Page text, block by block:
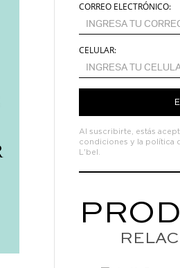
CORREO ELECTRÓNICO:
CELULAR:
Al suscribirte, estás
condiciones y la política
L'bel.